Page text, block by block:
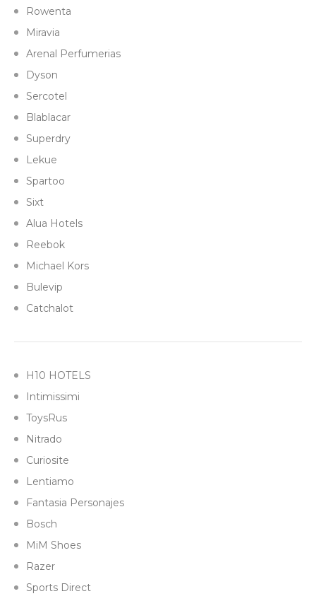
Rowenta
Miravia
Arenal Perfumerias
Dyson
Sercotel
Blablacar
Superdry
Lekue
Spartoo
Sixt
Alua Hotels
Reebok
Michael Kors
Bulevip
Catchalot
H10 HOTELS
Intimissimi
ToysRus
Nitrado
Curiosite
Lentiamo
Fantasia Personajes
Bosch
MiM Shoes
Razer
Sports Direct